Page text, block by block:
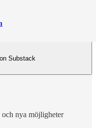
Substack
nya möjligheter